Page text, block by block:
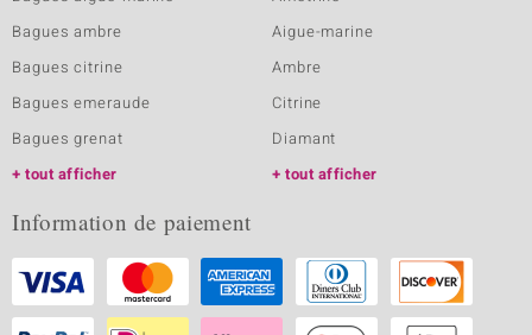
Bagues ambre
Bagues citrine
Bagues emeraude
Bagues grenat
tout afficher
Aigue-marine
Ambre
Citrine
Diamant
tout afficher
Information de paiement